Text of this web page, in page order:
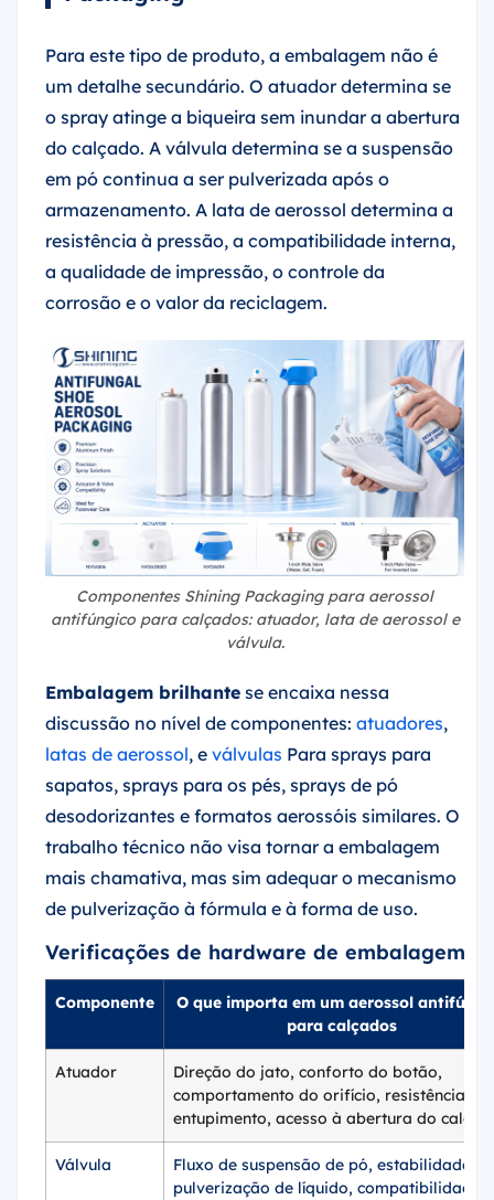
Para este tipo de produto, a embalagem não é
um detalhe secundário. O atuador determina se
o spray atinge a biqueira sem inundar a abertura
do calçado. A válvula determina se a suspensão
em pó continua a ser pulverizada após o
armazenamento. A lata de aerossol determina a
resistência à pressão, a compatibilidade interna,
a qualidade de impressão, o controle da
corrosão e o valor da reciclagem.
Componentes Shining Packaging para aerossol
antifúngico para calçados: atuador, lata de aerossol e
válvula.
Embalagem brilhante se encaixa nessa
discussão no nível de componentes: atuadores,
latas de aerossol, e válvulas Para sprays para
sapatos, sprays para os pés, sprays de pó
desodorizantes e formatos aerossóis similares. O
trabalho técnico não visa tornar a embalagem
mais chamativa, mas sim adequar o mecanismo
de pulverização à fórmula e à forma de uso.
Verificações de hardware de embalagem
Componente
O que importa em um aerossol
para calçados
Atuador
Direção do jato, conforto do botão,
comportamento do orifício, resistência ao
entupimento, acesso à abertura do
Válvula
Fluxo de suspensão de pó, estabilidade da
pulverização de líquido, compatibilidade